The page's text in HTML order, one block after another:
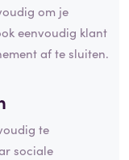
om je
eenvoudig klant
af te sluiten.
te
sociale